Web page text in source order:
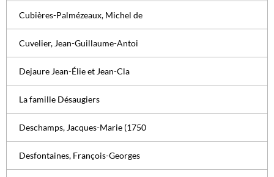
Cubières-Palmézeaux, Michel de
Cuvelier, Jean-Guillaume-Antoi
Dejaure Jean-Élie et Jean-Cla
La famille Désaugiers
Deschamps, Jacques-Marie (1750
Desfontaines, François-Georges